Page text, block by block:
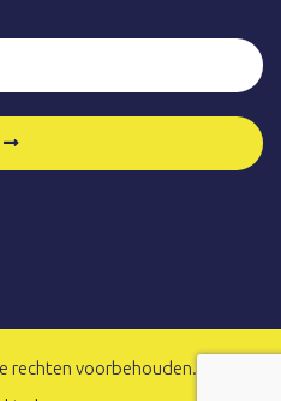
rechten voorbehouden.